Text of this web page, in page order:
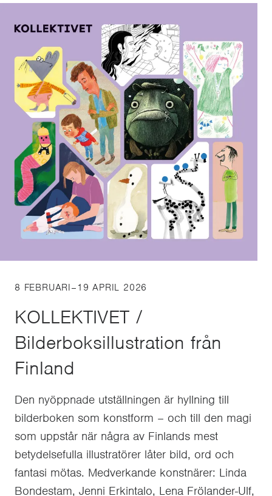
8 FEBRUARI–19 APRIL 2026
KOLLEKTIVET /
Bilderboksillustration från
Finland
Den nyöppnade utställningen är hyllning till
bilderboken som konstform – och till den magi
som uppstår när några av Finlands mest
betydelsefulla illustratörer låter bild, ord och
fantasi mötas. Medverkande konstnärer: Linda
Bondestam, Jenni Erkintalo, Lena Frölander-Ulf,